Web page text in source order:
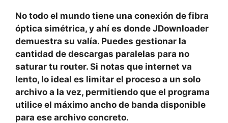
No todo el mundo tiene una conexión de fibra
óptica simétrica, y ahí es donde JDownloader
demuestra su valía. Puedes gestionar la
cantidad de descargas paralelas para no
saturar tu router. Si notas que internet va
lento, lo ideal es limitar el proceso a un solo
archivo a la vez, permitiendo que el programa
utilice el máximo ancho de banda disponible
para ese archivo concreto.